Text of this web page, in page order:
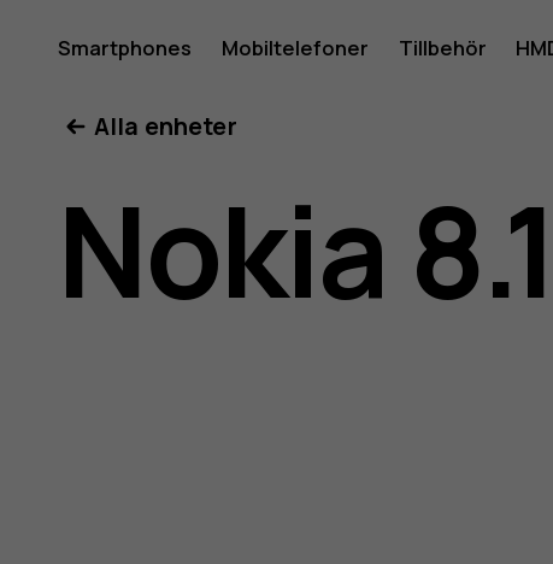
för
Nokia
Smartphones Mobiltelefoner Tillbehör
Alla enheter
Nokia 8.1